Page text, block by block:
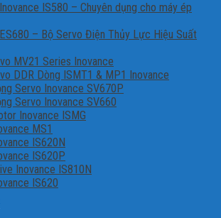
IS580 – Chuyên dụng cho máy ép
– Bộ Servo Điện Thủy Lực Hiệu Suất
MV21 Series Inovance
DDR Dòng ISMT1 & MP1 Inovance
Servo Inovance SV670P
Servo Inovance SV660
Inovance ISMG
MS1
IS620N
IS620P
Inovance IS810N
IS620